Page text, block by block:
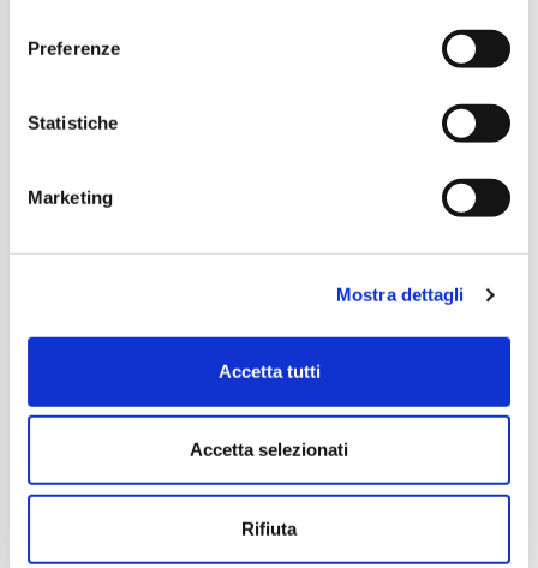
Preferenze
Statistiche
Marketing
Mostra dettagli
Accetta tutti
Accetta selezionati
Rifiuta
INGREDIENTI DI QUALITÀ